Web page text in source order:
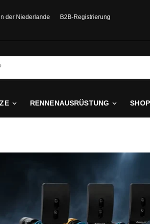
der Niederlande
B2B-Registrierung
RENNENAUSRÜSTUNG